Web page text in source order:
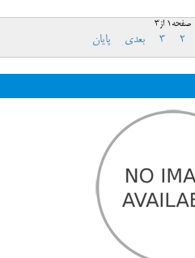
صفحه1 از3
2
3 بعدی پایان